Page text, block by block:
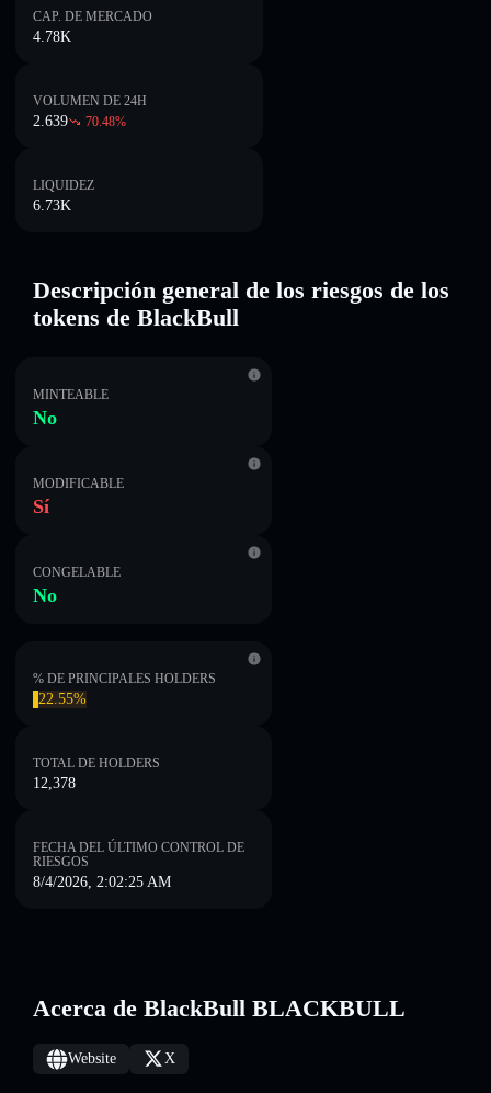
CAP. DE MERCADO
4.78K
VOLUMEN DE 24H
2.639 70.48%
LIQUIDEZ
6.73K
Descripción general de los riesgos de los
tokens de BlackBull
MINTEABLE
No
MODIFICABLE
Sí
CONGELABLE
No
% DE PRINCIPALES HOLDERS
22.55%
TOTAL DE HOLDERS
12,378
FECHA DEL ÚLTIMO CONTROL DE
RIESGOS
8/4/2026, 2:02:25 AM
Acerca de BlackBull BLACKBULL
Website X